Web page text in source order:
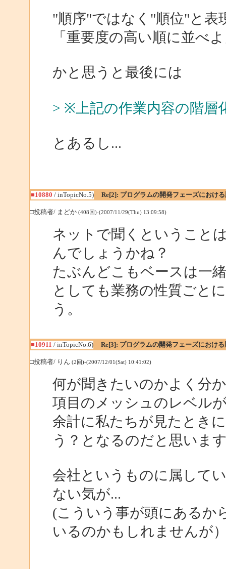
"順序"ではなく"順位"と表
「重要度の高い順に並べ
かと思うと最後には
> ※上記の作業内容の階層
とあるし...
■10880 / inTopicNo.5) Re[2]: プログラムの開発フェーズにおけ
□投稿者/ まどか (408回)-(2007/11/29(Thu) 13:09:58)
ネットで聞くということ
んでしょうかね？
たぶんどこもベースは一
としても業務の性質ごと
う。
■10911 / inTopicNo.6) Re[3]: プログラムの開発フェーズにおける
□投稿者/ りん (2回)-(2007/12/01(Sat) 10:41:02)
何が聞きたいのかよく分
項目のメッシュのレベル
余計に私たちが見たとき
う？となるのだと思いま
会社というものに属して
ない気が...
(こういう事が頭にあるか
いるのかもしれませんが